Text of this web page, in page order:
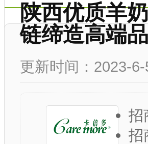
陕西优质羊
链缔造高端
更新时间：2023-
招
招